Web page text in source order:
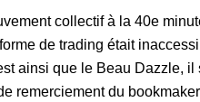
collectif à la 40e
de trading était
ainsi que le Beau Dazzle,
remerciement du